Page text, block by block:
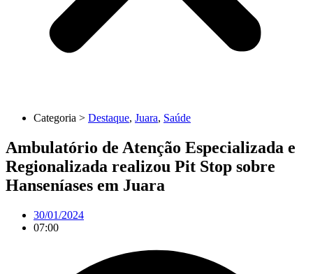
Categoria > Destaque, Juara, Saúde
Ambulatório de Atenção Especializada e
Regionalizada realizou Pit Stop sobre
Hanseníases em Juara
30/01/2024
07:00